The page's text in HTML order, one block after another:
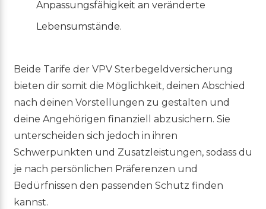
Anpassungsfähigkeit an veränderte
Lebensumstände.
Beide Tarife der VPV Sterbegeldversicherung
bieten dir somit die Möglichkeit, deinen Abschied
nach deinen Vorstellungen zu gestalten und
deine Angehörigen finanziell abzusichern. Sie
unterscheiden sich jedoch in ihren
Schwerpunkten und Zusatzleistungen, sodass du
je nach persönlichen Präferenzen und
Bedürfnissen den passenden Schutz finden
kannst.